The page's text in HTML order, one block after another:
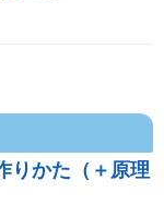
りかた（＋原理